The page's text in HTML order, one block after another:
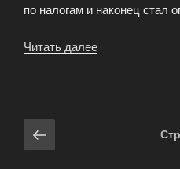
по налогам и наконец стал
Читать далее
Навигация
по
Предыдущая
страница